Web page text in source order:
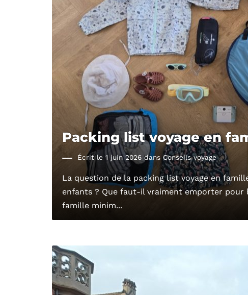
Packing list voyage en
Écrit le 1 juin 2026 dansConseils voyage
La question de la packing list voyage en
enfants ? Que faut-il vraiment emporter pour
famille minim...